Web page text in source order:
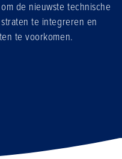
de nieuwste technische
te integreren en
te voorkomen.